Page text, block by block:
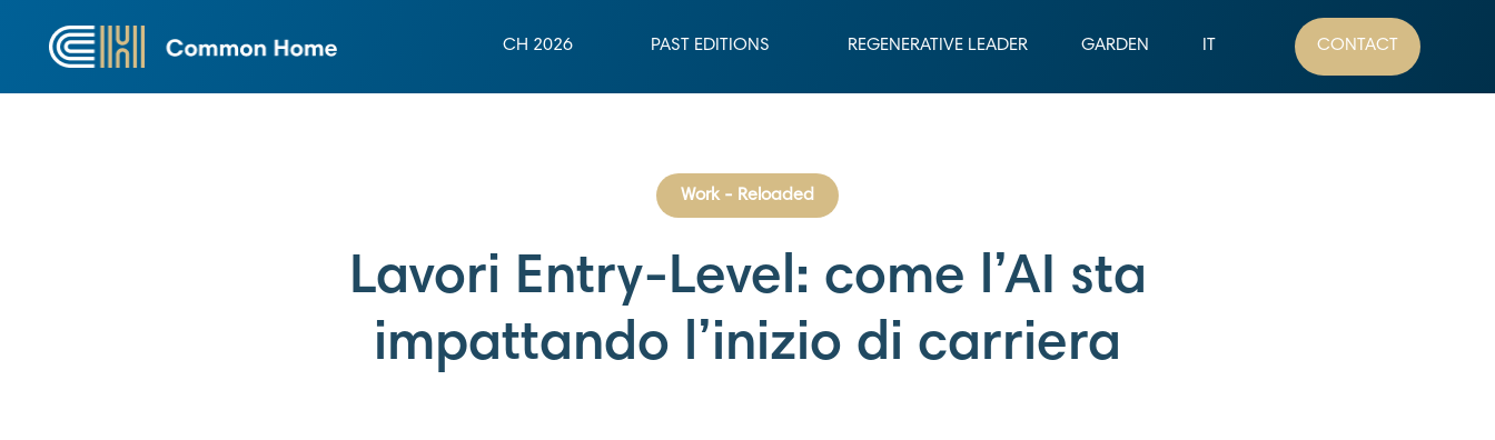
CH 2026 PAST EDITIONS REGENERATIVE LEADER GARDEN IT CONTACT
Work - Reloaded
Lavori Entry-Level: come l’AI sta
impattando l’inizio di carriera